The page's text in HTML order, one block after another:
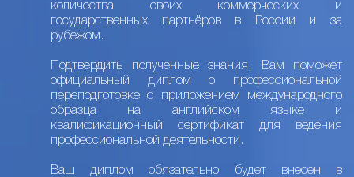
количества своих коммерческих и
государственных партнёров в России и за
рубежом.
Подтвердить полученные знания, Вам поможет
официальный диплом о профессиональной
переподготовке с приложением международного
образца на английском языке и
квалификационный сертификат для ведения
профессиональной деятельности.
Ваш диплом обязательно будет внесен в